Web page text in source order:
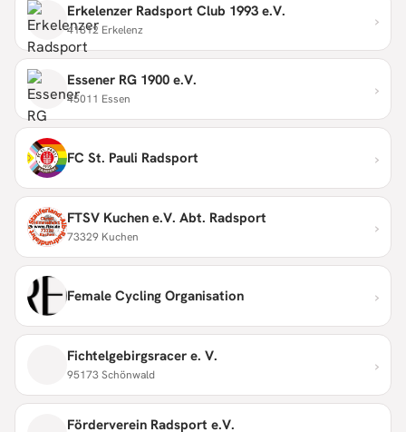
Erkelenzer Radsport Club 1993 e.V.
41812 Erkelenz ›
Essener RG 1900 e.V.
45011 Essen ›
FC St. Pauli Radsport ›
FTSV Kuchen e.V. Abt. Radsport
73329 Kuchen ›
Female Cycling Organisation ›
Fichtelgebirgsracer e. V.
95173 Schönwald ›
Förderverein Radsport e.V.